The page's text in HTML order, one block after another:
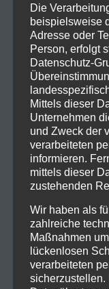
ein
Geburtstag
2017! Was ein
wurde uns da
immer ein
Rock fast
eines
Die
beispielsweise
Adresse oder
Person, erfolgt
Datenschutz-
Mittels dieser
Unternehmen
und Zweck der
verarbeiteten
informieren.
mittels dieser
zustehenden
Wir haben als
zahlreiche
Maßnahmen
lückenlosen
verarbeiteten
sicherzustellen.